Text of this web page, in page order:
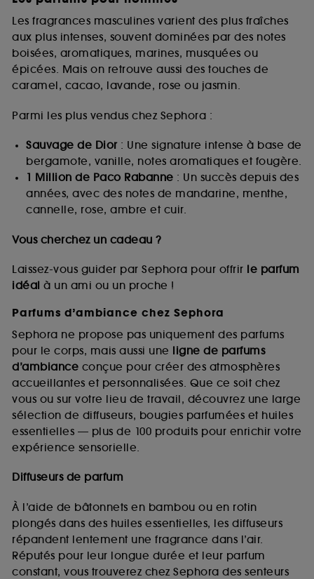
Les fragrances masculines varient des plus fraîches
aux plus intenses, souvent dominées par des notes
boisées, aromatiques, marines, musquées ou
épicées. Mais on retrouve aussi des touches de
caramel, cacao, lavande, rose ou jasmin.
Parmi les plus vendus chez Sephora :
Sauvage de Dior: Une signature intense à base de
bergamote, vanille, notes aromatiques et fougère.
1 Million de Paco Rabanne : Un succès depuis des
années, avec des notes de mandarine, menthe,
cannelle, rose, ambre et cuir.
Vous cherchez un cadeau ?
Laissez-vous guider par Sephora pour offrir le parfum
idéal à un ami ou un proche !
Parfums d’ambiance chez Sephora
Sephora ne propose pas uniquement des parfums
pour le corps, mais aussi une ligne de parfums
d’ambiance conçue pour créer des atmosphères
accueillantes et personnalisées. Que ce soit chez
vous ou sur votre lieu de travail, découvrez une large
sélection de diffuseurs, bougies parfumées et huiles
essentielles — plus de 100 produits pour enrichir votre
expérience sensorielle.
Diffuseurs de parfum
À l’aide de bâtonnets en bambou ou en rotin
plongés dans des huiles essentielles, les diffuseurs
répandent lentement une fragrance dans l’air.
Réputés pour leur longue durée et leur parfum
constant, vous trouverez chez Sephora des senteurs